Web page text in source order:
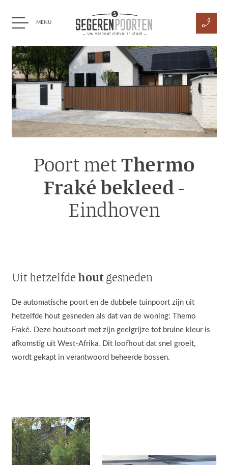
Ga naar content
MENU phone_enabled
Poort metThermo
Fraké bekleed-
Eindhoven
Uit hetzelfde houtgesneden
De automatische poort en de dubbele tuinpoort zijn uit
hetzelfde hout gesneden als dat van de woning: Themo
Fraké. Deze houtsoort met zijn geelgrijze tot bruine kleur is
afkomstig uit West-Afrika. Dit loofhout dat snel groeit,
wordt gekapt in verantwoord beheerde bossen.